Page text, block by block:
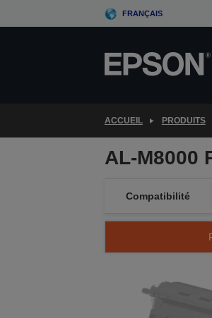
to
FRANÇAIS
ACCUEIL PRODUITS
AL-M8000
Compatibilité